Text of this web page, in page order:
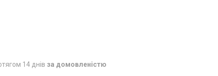
14 днів за домовленістю